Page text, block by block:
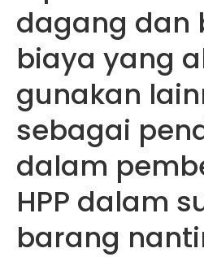
dagang dan
biaya yang
gunakan
sebagai
dalam
HPP dalam
barang